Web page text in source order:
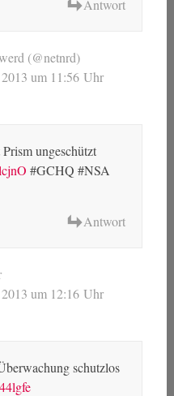
Antwort
(@netnrd)
um 11:56 Uhr
ungeschützt
#GCHQ #NSA
Antwort
um 12:16 Uhr
schutzlos